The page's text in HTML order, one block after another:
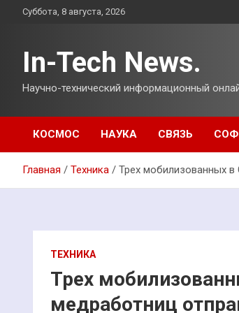
ПерейтиСуббота, 8 августа, 2026
In-Tech News.
Научно-технический информационный
КОСМОС НАУКА СВЯЗЬ
Главная Техника Трех мобилизованных
ТЕХНИКА
Трех
медработниц